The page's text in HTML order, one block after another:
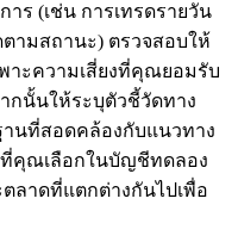
ร (เช่น การเทรดรายวัน
ตามสถานะ) ตรวจสอบให้
าะความเสี่ยงที่คุณยอมรับ
กนั้นให้ระบุตัวชี้วัดทาง
นที่สอดคล้องกับแนวทาง
คุณเลือกในบัญชีทดลอง
ลาดที่แตกต่างกันไปเพื่อ